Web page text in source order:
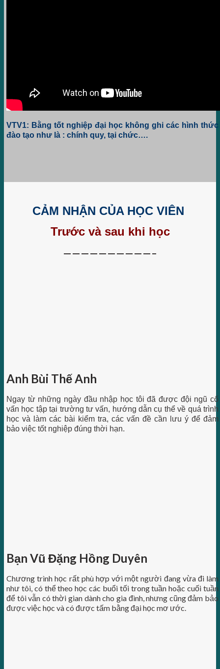
VTV1: Bằng tốt nghiệp đại học không ghi các hình thức
đào tạo như là : chính quy, tại chức….
CẢM NHẬN CỦA HỌC VIÊN
Trước và sau khi học
——————————–
Anh Bùi Thế Anh
Ngay từ những ngày đầu nhập học tôi đã được đội ngũ cố
vấn học tập tại trường tư vấn, hướng dẫn cụ thể về quá trình
học và làm các bài kiểm tra, các vấn đề cần lưu ý để đảm
bảo việc tốt nghiệp đúng thời hạn.
Bạn Vũ Đặng Hồng Duyên
Chương trình học rất phù hợp với một người đang vừa đi làm
như tôi, có thể theo học các buổi tối trong tuần hoặc cuối tuần
để tôi vẫn có thời gian dành cho gia đình, nhưng cũng đảm bảo
được việc học và có được tấm bằng đại học mơ ước.